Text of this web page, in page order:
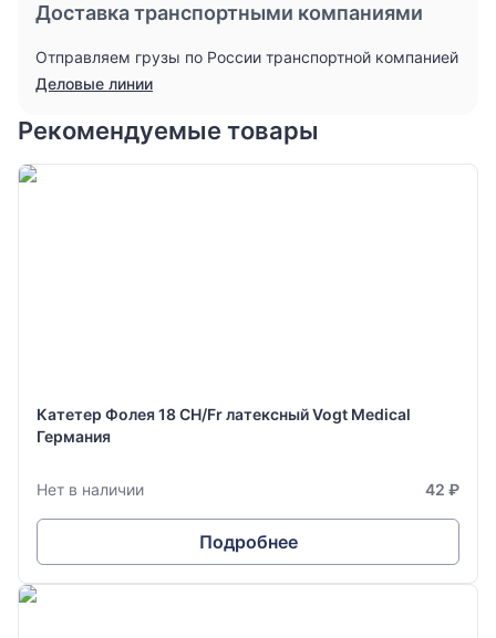
Доставка транспортными компаниями
Отправляем грузы по России транспортной компанией
Деловые линии
Рекомендуемые товары
Катетер Фолея 18 CH/Fr латексный Vogt Medical
Германия
Нет в наличии 42 ₽
Подробнее